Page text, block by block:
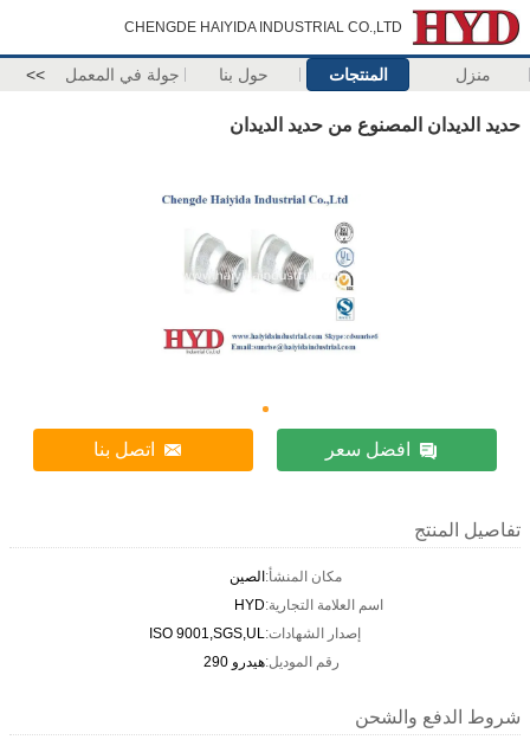
CHENGDE HAIYIDA INDUSTRIAL CO.,LTD
منزل المنتجات حول بنا جولة في المعمل >>
حديد الديدان المصنوع من حديد الديدان
افضل سعر اتصل بنا
تفاصيل المنتج
مكان المنشأ:الصين
اسم العلامة التجارية:HYD
إصدار الشهادات:ISO 9001,SGS,UL
رقم الموديل:هيدرو 290
شروط الدفع والشحن